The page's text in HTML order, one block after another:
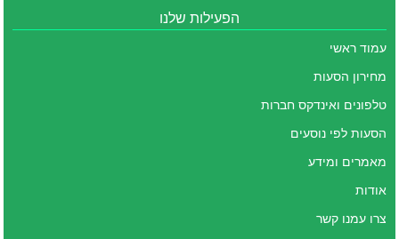
הפעילות שלנו
עמוד ראשי
מחירון הסעות
טלפונים ואינדקס חברות
הסעות לפי נוסעים
מאמרים ומידע
אודות
צרו עמנו קשר